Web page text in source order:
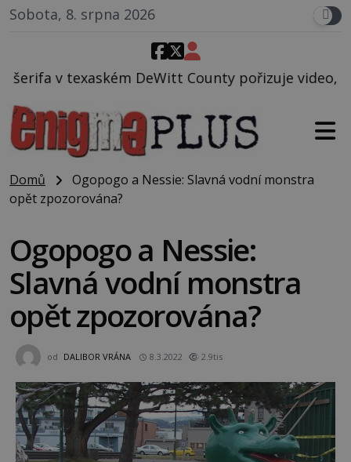
Sobota, 8. srpna 2026
County pořizuje video, na kterém před jeho
Domů
Ogopogo a Nessie: Slavná vodní monstra
opět zpozorována?
Ogopogo a Nessie:
Slavná vodní monstra
opět zpozorována?
od DALIBOR VRÁNA 8.3.2022 2.9tis